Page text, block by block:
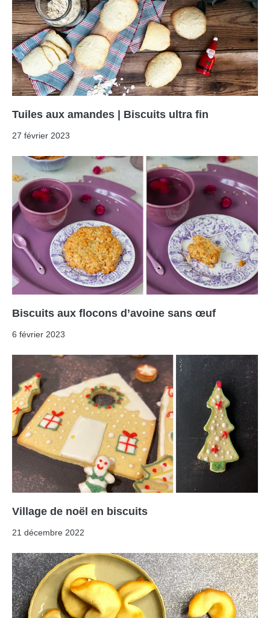
Tuiles aux amandes | Biscuits ultra fin
27 février 2023
Biscuits aux flocons d’avoine sans œuf
6 février 2023
Village de noël en biscuits
21 décembre 2022